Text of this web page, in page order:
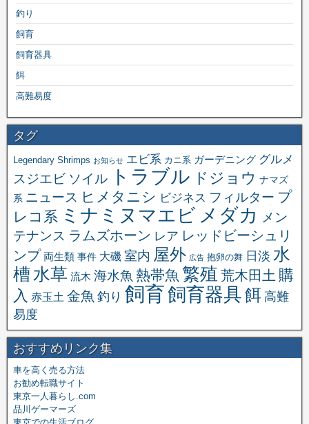
釣り
飼育
飼育器具
餌
高難易度
タグ
Legendary Shrimps お知らせ エビ系 カニ系 ガーデニング グルメ
スジエビ ソイル トラブル ドジョウ ナマズ
系 ニュース ヒメタニシ ビジネス フィルター プ
レコ系 ミナミヌマエビ メダカ
メン
テナンス ラムズホーン レア レッドビーシュリ
ンプ 両生類 事件 大磯 室内 屋外 広告 抱卵の舞 日淡 水
槽 水草 流木 海水魚 熱帯魚 繁殖 荒木田土 購
入 赤玉土 金魚 釣り 飼育飼育器具餌 高難
易度
おすすめリンク集
車を高く売る方法
お勧め転職サイト
東京一人暮らし.com
品川ゲーマーズ